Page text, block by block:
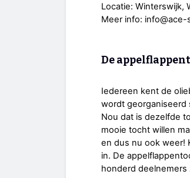
Locatie: Winterswijk,
Meer info: info@ace-
De
Iedereen kent de
wordt georganiseerd
Nou dat is dezelfde
mooie tocht willen
en dus nu ook weer!
in. De
honderd deelnemers